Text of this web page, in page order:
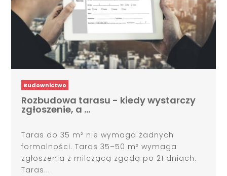
Budownictwo
Rozbudowa tarasu - kiedy wystarczy
zgłoszenie, a …
Taras do 35 m² nie wymaga żadnych
formalności. Taras 35–50 m² wymaga
zgłoszenia z milczącą zgodą po 21 dniach.
Taras...